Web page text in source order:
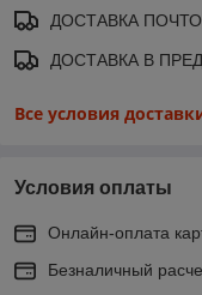
ДОСТАВКА ПОЧТОЙ
ДОСТАВКА В
Все условия
Условия оплаты
Онлайн-оплата
Безналичный